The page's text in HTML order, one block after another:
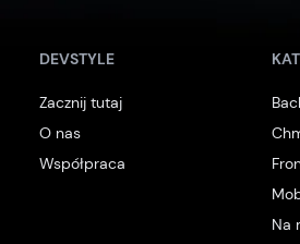
DEVSTYLE
Zacznij tutaj
O nas
Współpraca
Na